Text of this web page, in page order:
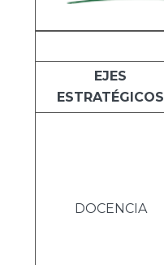
EJES
ESTRATÉGICOS
DOCENCIA